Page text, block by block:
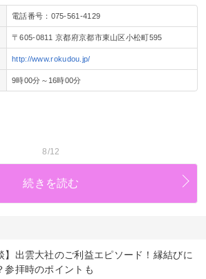
電話番号：075‐561‐4129
〒605-0811 京都府京都市東山区小松町595
http://www.rokudou.jp/
9時00分～16時00分
8/12
続きを読む
】出雲大社のご利益エピソード！縁結びに
参拝時のポイントも